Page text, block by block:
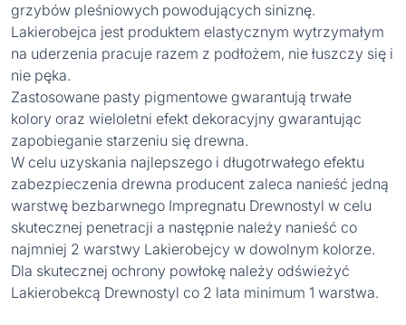
grzybów pleśniowych powodujących siniznę.
Lakierobejca jest produktem elastycznym wytrzymałym
na uderzenia pracuje razem z podłożem, nie łuszczy się i
nie pęka.
Zastosowane pasty pigmentowe gwarantują trwałe
kolory oraz wieloletni efekt dekoracyjny gwarantując
zapobieganie starzeniu się drewna.
W celu uzyskania najlepszego i długotrwałego efektu
zabezpieczenia drewna producent zaleca nanieść jedną
warstwę bezbarwnego Impregnatu Drewnostyl w celu
skutecznej penetracji a następnie należy nanieść co
najmniej 2 warstwy Lakierobejcy w dowolnym kolorze.
Dla skutecznej ochrony powłokę należy odświeżyć
Lakierobekcą Drewnostyl co 2 lata minimum 1 warstwa.